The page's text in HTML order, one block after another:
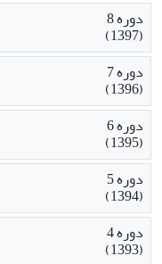
دوره 8
(1397)
دوره 7
(1396)
دوره 6
(1395)
دوره 5
(1394)
دوره 4
(1393)